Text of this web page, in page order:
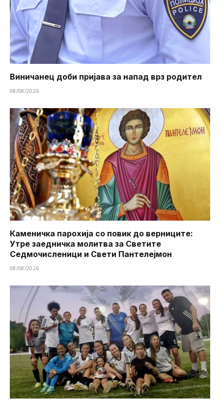
Виничанец доби пријава за напад врз родител
08/08/2026
Каменичка парохија со повик до верниците:
Утре заедничка молитва за Светите
Седмочисленици и Свети Пантелејмон
08/08/2026